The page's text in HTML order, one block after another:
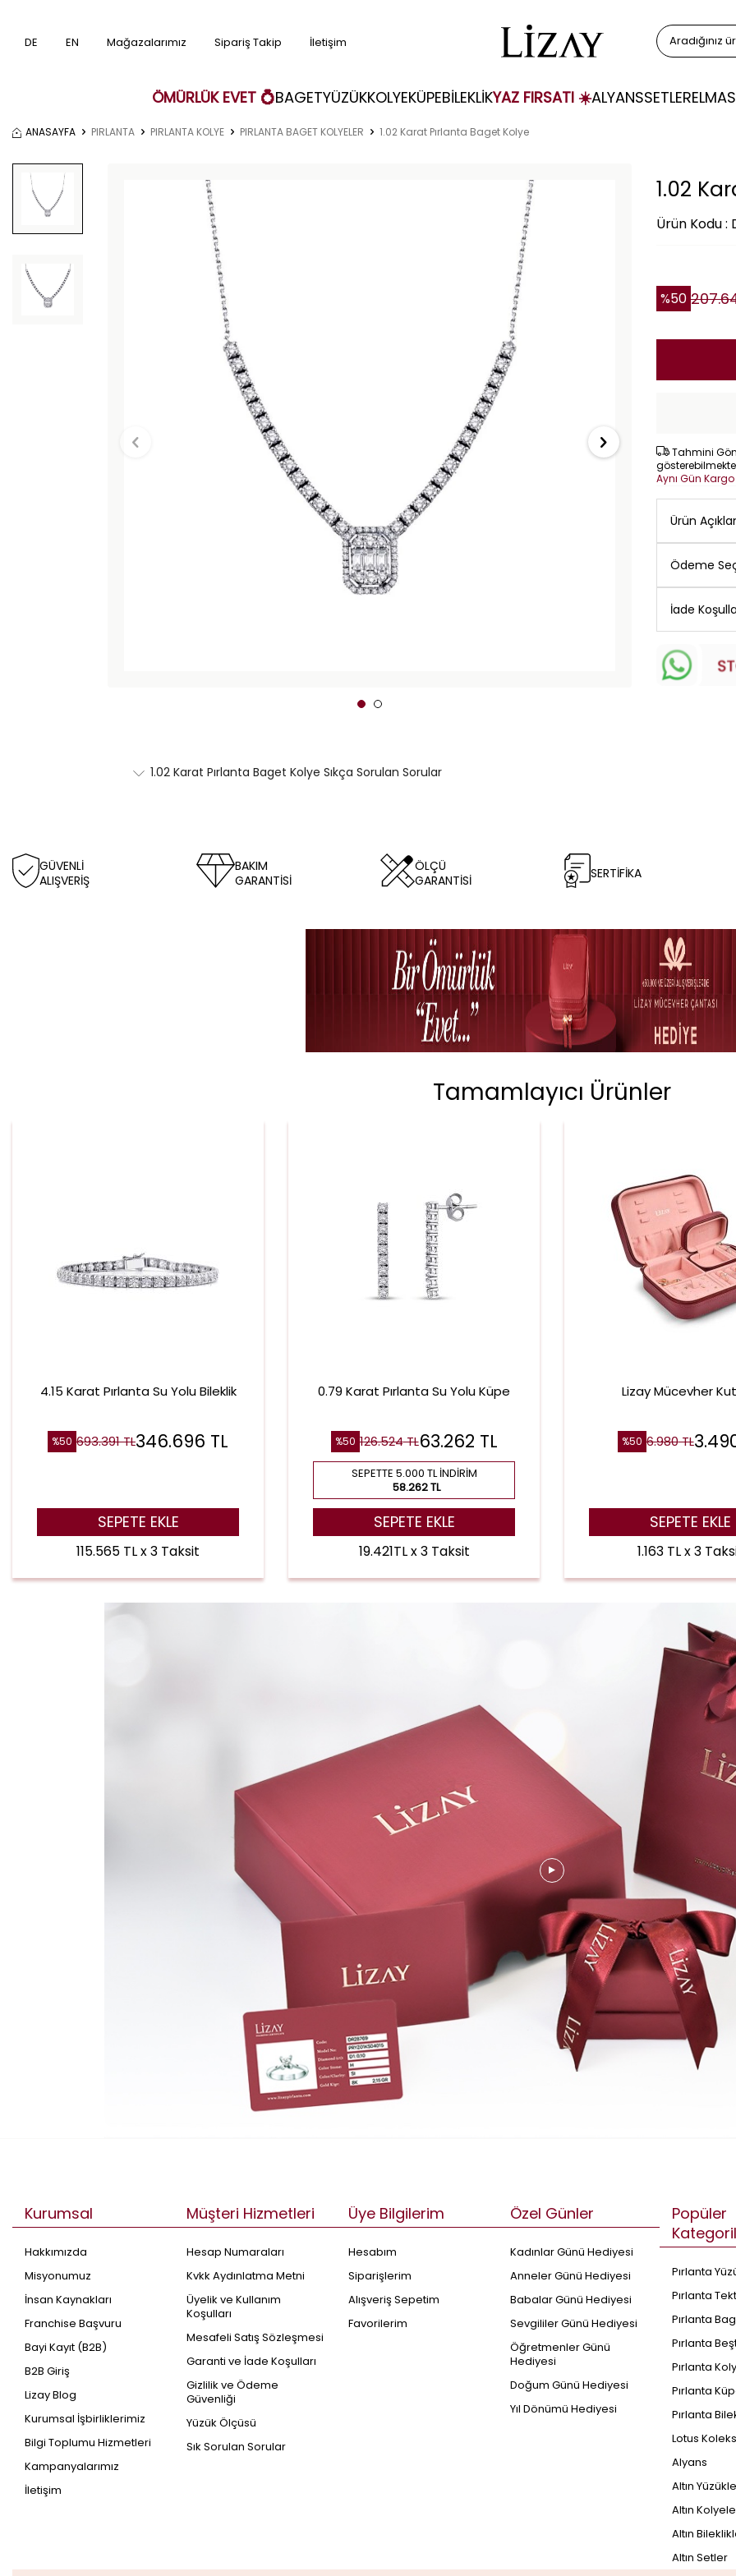
DE EN Mağazalarımız Sipariş Takip İletişim
ÖMÜRLÜK EVET 💍BAGETYÜZÜKKOLYEKÜPEBİLEKLİKYAZ FIRSATI ☀️ALYANSSETLERELMAS
ANASAYFA PIRLANTA PIRLANTA KOLYE PIRLANTA BAGET KOLYELER 1.02 Karat Pırlanta Baget Kolye
1.02
Ürün Kodu :
%50
Tahmini
Aynı Gün Kargo
Ürün
Ödeme
İade
1.02 Karat Pırlanta Baget Kolye Sıkça Sorulan Sorular
GÜVENLİ
ALIŞVERİŞ
BAKIM
GARANTİSİ
ÖLÇÜ
GARANTİSİ
SERTİFİKA
Tamamlayıcı Ürünler
4.15 Karat Pırlanta Su Yolu Bileklik
%50 693.391TL346.696 TL
SEPETE EKLE
115.565 TL x 3 Taksit
0.79 Karat Pırlanta Su Yolu Küpe
%50 126.524TL63.262 TL
SEPETTE 5.000 TL İNDIRIM
58.262 TL
SEPETE EKLE
19.421TL x 3 Taksit
Lizay Mücevher
%50 6.980TL
SEPETE EKLE
1.163 TL x 3
Kurumsal
Hakkımızda
Misyonumuz
İnsan Kaynakları
Franchise Başvuru
Bayi Kayıt (B2B)
B2B Giriş
Lizay Blog
Kurumsal İşbirliklerimiz
Bilgi Toplumu Hizmetleri
Kampanyalarımız
İletişim
Müşteri Hizmetleri
Hesap Numaraları
Kvkk Aydınlatma Metni
Üyelik ve Kullanım
Koşulları
Mesafeli Satış Sözleşmesi
Garanti ve İade Koşulları
Gizlilik ve Ödeme
Güvenliği
Yüzük Ölçüsü
Sık Sorulan Sorular
Üye Bilgilerim
Hesabım
Siparişlerim
Alışveriş Sepetim
Favorilerim
Özel Günler
Kadınlar Günü Hediyesi
Anneler Günü Hediyesi
Babalar Günü Hediyesi
Sevgililer Günü Hediyesi
Öğretmenler Günü
Hediyesi
Doğum Günü Hediyesi
Yıl Dönümü Hediyesi
Popüler
Pırlanta
Pırlanta
Pırlanta
Pırlanta
Pırlanta
Pırlanta
Pırlanta
Lotus
Alyans
Altın
Altın
Altın
Altın Setler